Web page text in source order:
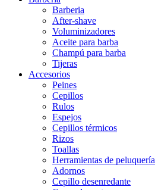
Barberia
After-shave
Voluminizadores
Aceite para barba
Champú para barba
Tijeras
Accesorios
Peines
Cepillos
Rulos
Espejos
Cepillos térmicos
Rizos
Toallas
Herramientas de peluquería
Adornos
Cepillo desenredante